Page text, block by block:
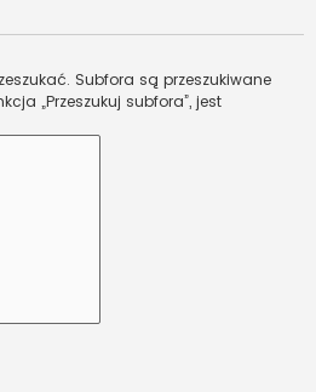
Subfora są przeszukiwane
„Przeszukuj subfora”, jest